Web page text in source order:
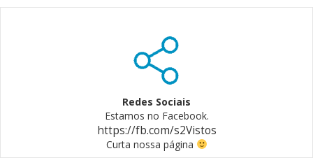
Redes Sociais
Estamos no Facebook.
https://fb.com/s2Vistos
Curta nossa página